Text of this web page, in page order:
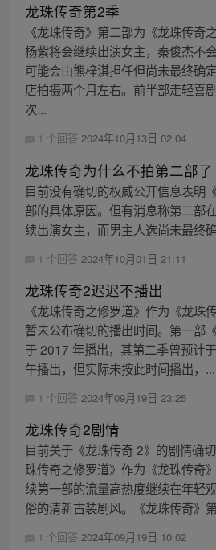
龙珠传奇第2季
《龙珠传奇》第二部为《龙珠传奇
杨紫将会继续出演女主，秦俊杰不
可能会由熊梓淇担任但尚未最终确
店拍摄两个月左右。前半部走轻喜
次...
1 个回答 2024年10月13日 02:04
龙珠传奇为什么不拍第二部了
目前没有确切的权威公开信息表明
部的具体原因。但有消息称第二部
续出演女主，而男主人选尚未最终确
1 个回答 2024年10月01日 21:11
龙珠传奇2迟迟不播出
《龙珠传奇之修罗道》作为《龙珠
暂未公布确切的播出时间。第一部
于 2017 年播出，其第二季曾预计
午播出，但实际未按此时间播出，...
1 个回答 2024年09月19日 23:25
龙珠传奇2剧情
目前关于《龙珠传奇 2》的剧情确
珠传奇之修罗道》作为《龙珠传奇
续第一部的流量高热度继续在年轻
俗的清新古装剧风。《龙珠传奇》
1 个回答 2024年09月19日 10:02